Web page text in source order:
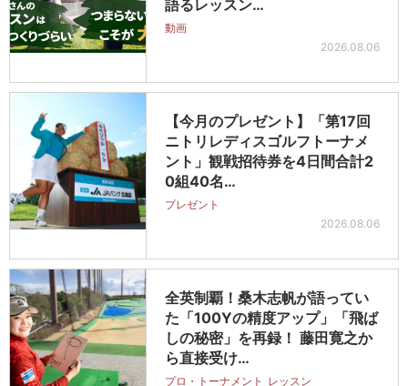
語るレッスン…
動画
2026.08.06
【今月のプレゼント】「第17回
ニトリレディスゴルフトーナメ
ント」観戦招待券を4日間合計2
0組40名…
プレゼント
2026.08.06
全英制覇！桑木志帆が語ってい
た「100Yの精度アップ」「飛ば
しの秘密」を再録！ 藤田寛之か
ら直接受け…
プロ・トーナメント レッスン